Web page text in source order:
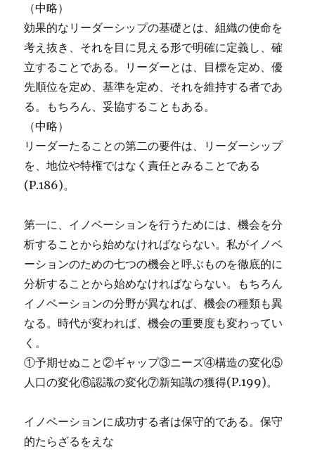
（中略）
効果的なリーダーシップの基礎とは、組織の使命を
考え抜き、それを目に見える形で明確に定義し、確
立することである。リーダーとは、目標を定め、優
先順位を定め、基準を定め、それを維持する者であ
る。もちろん、妥協することもある。
（中略）
リーダーたることの第二の要件は、リーダーシップ
を、地位や特権ではなく責任とみることである
(P.186)。
第一に、イノベーションを行うためには、機会を分
析することから始めなければならない。私がイノベ
ーションのための七つの機会と呼ぶものを徹底的に
分析することから始めなければならない。もちろん
イノベーションの分野が異なれば、機会の種類も異
なる。時代が変われば、機会の重要度も変わってい
く。
①予期せぬこと②ギャップ③ニーズ④構造の変化⑤
人口の変化⑥認識の変化⑦新知識の獲得(P.199)。
イノベーションに成功する者は保守的である。保守
的たらざるをえな